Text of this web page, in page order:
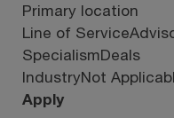
Primary location
Line of Service
SpecialismDeals
IndustryNot
Apply